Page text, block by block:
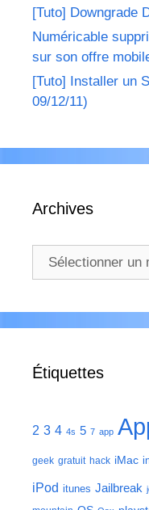
[Tuto] Downgrade
Numéricable
sur son offre
[Tuto] Installer un
09/12/11)
Archives
Archives
Étiquettes
2 3 4 4s 5 7 app
geek gratuit hack iMac
iPod itunes Jailbreak